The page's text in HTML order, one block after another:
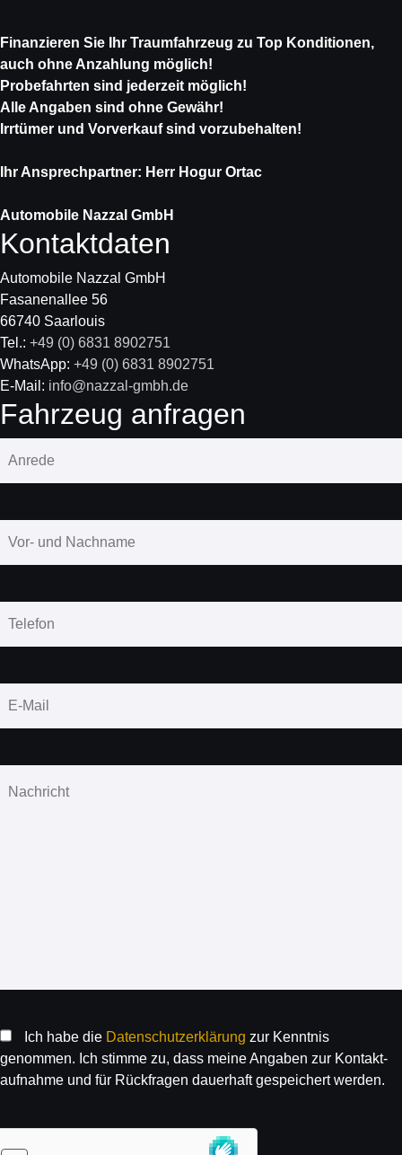
Finanzieren Sie Ihr Traumfahrzeug zu Top Konditionen,
auch ohne Anzahlung möglich!
Probefahrten sind jederzeit möglich!
Alle Angaben sind ohne Gewähr!
Irrtümer und Vorverkauf sind vorzubehalten!
Ihr Ansprechpartner: Herr Hogur Ortac
Automobile Nazzal GmbH
Kontaktdaten
Automobile Nazzal GmbH
Fasanenallee 56
66740 Saarlouis
Tel.: +49 (0) 6831 8902751
WhatsApp: +49 (0) 6831 8902751
E-Mail: info@nazzal-gmbh.de
Fahrzeug anfragen
Ich habe die Daten­schutz­erklärung zur Kenntnis
genommen. Ich stimme zu, dass meine Angaben zur Kontakt­
aufnahme und für Rück­fragen dauer­haft gespeichert werden.